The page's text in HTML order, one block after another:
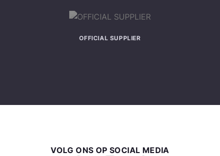
OFFICIAL SUPPLIER
VOLG ONS OP SOCIAL MEDIA